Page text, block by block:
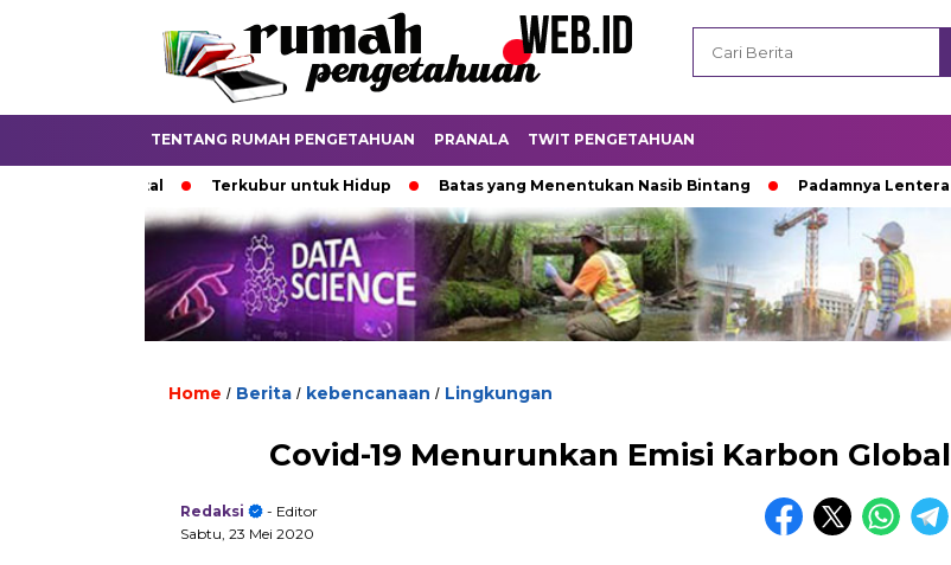
TENTANG RUMAH PENGETAHUAN PRANALA TWIT PENGETAHUAN
Terkubur untuk Hidup Batas yang Menentukan Nasib Bintang Padamnya Lentera Malam
Home / Berita / kebencanaan / Lingkungan
Covid-19 Menurunkan Emisi Karbon Global
Redaksi
- Editor
Sabtu, 23 Mei 2020